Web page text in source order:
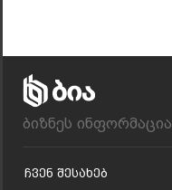
ბიზნეს ინფორმაცია
Ჩვენ Შესახებ